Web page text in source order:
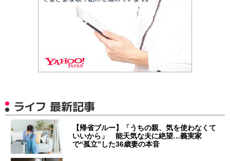
ライフ 最新記事
【帰省ブルー】「うちの親、気を使わなくて
いいから」 能天気な夫に絶望…義実家
で“孤立”した36歳妻の本音